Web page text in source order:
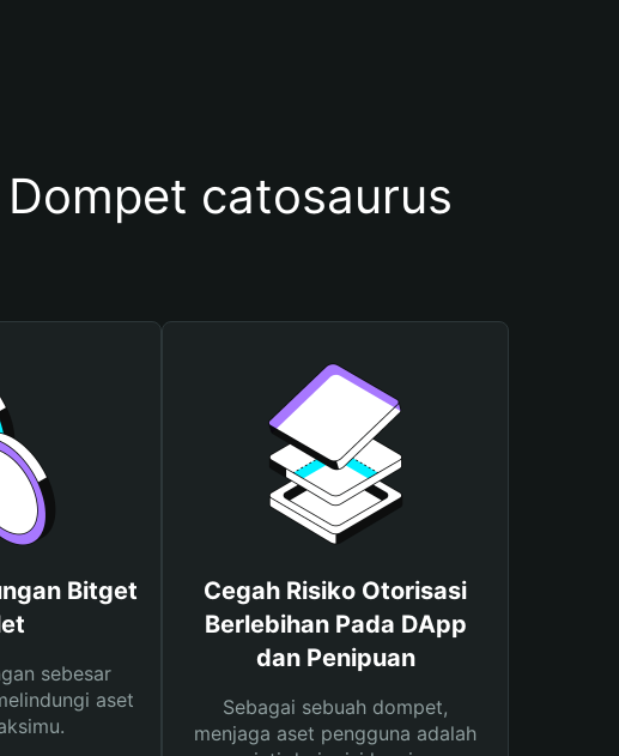
catosaurus
Bitget
sebesar
aset
Cegah Risiko Otorisasi
Berlebihan Pada DApp
dan Penipuan
Sebagai sebuah dompet,
menjaga aset pengguna adalah